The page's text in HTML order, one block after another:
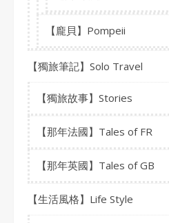
【龐貝】Pompeii
【獨旅筆記】Solo Travel
【獨旅故事】Stories
【那年法國】Tales of FR
【那年英國】Tales of GB
【生活風格】Life Style